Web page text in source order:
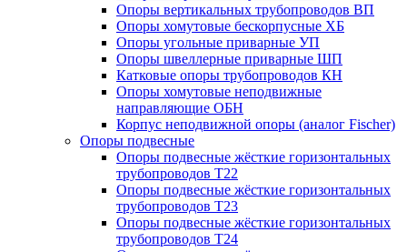
Опоры вертикальных трубопроводов ВП
Опоры хомутовые бескорпусные ХБ
Опоры угольные приварные УП
Опоры швеллерные приварные ШП
Катковые опоры трубопроводов КН
Опоры хомутовые неподвижные
направляющие ОБН
Корпус неподвижной опоры (аналог Fischer)
Опоры подвесные
Опоры подвесные жёсткие горизонтальных
трубопроводов Т22
Опоры подвесные жёсткие горизонтальных
трубопроводов Т23
Опоры подвесные жёсткие горизонтальных
трубопроводов Т24